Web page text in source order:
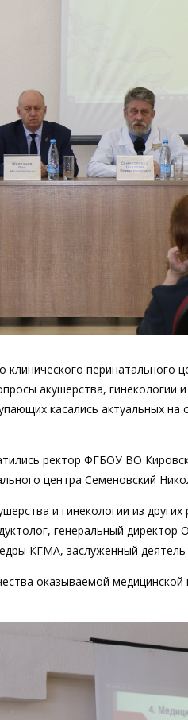
клинического перинатального
акушерства, гинекологии
касались актуальных на
ректор ФГБОУ ВО
центра Семеновский
и гинекологии из
генеральный
КГМА, заслуженный деятель
оказываемой